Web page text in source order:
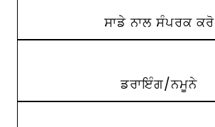
ਸਾਡੇ ਨਾਲ ਸੰਪਰਕ ਕਰੋ
ਡਰਾਇੰਗ/ਨਮੂਨੇ